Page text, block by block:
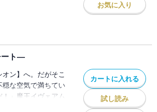
お気に入り
ート―
ン】へ。だがそこ
な空気で満ちてい
」魔王イヴェアム
カートに入れる
試し読み